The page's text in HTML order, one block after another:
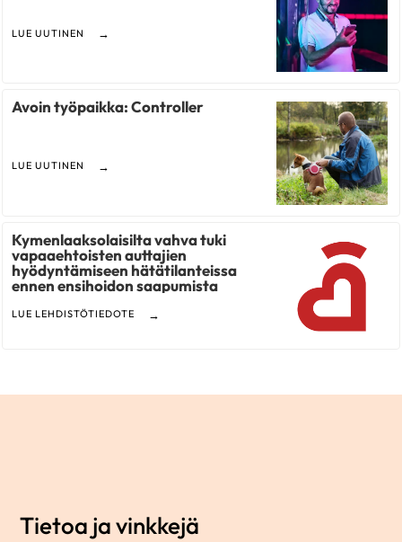
LUE UUTINEN
Avoin työpaikka: Controller
LUE UUTINEN
Kymenlaaksolaisilta vahva tuki
vapaaehtoisten auttajien
hyödyntämiseen hätätilanteissa
ennen ensihoidon saapumista
LUE LEHDISTÖTIEDOTE
Tietoa ja vinkkejä